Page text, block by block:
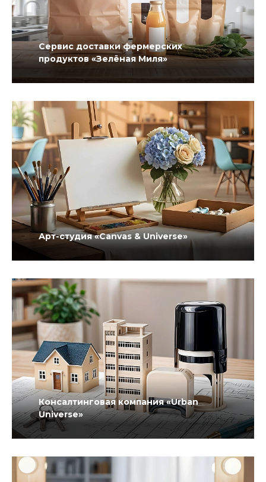
Сервис доставки фермерских
продуктов «Зелёная Миля»
Арт-студия «Canvas & Universe»
Консалтинговая компания «Urban
Universe»